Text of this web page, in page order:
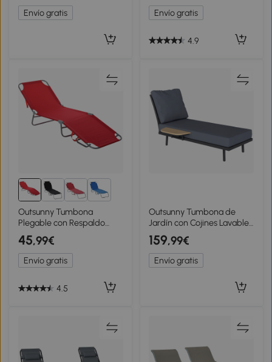
Blanco
Envío gratis
120 kg, Beige
Envío gratis
4.9
1+
Outsunny Tumbona
Plegable con Respaldo
Reclinable en 5 Posiciones,
187x55x24cm, Rojo
45,99€
Envío gratis
4.5
Outsunny Tumbona de
Jardín con Cojines Lavables
en Olefina y Estante
Lateral, Estructura Metálica,
58x137x75cm, Gris
159,99€
Envío gratis